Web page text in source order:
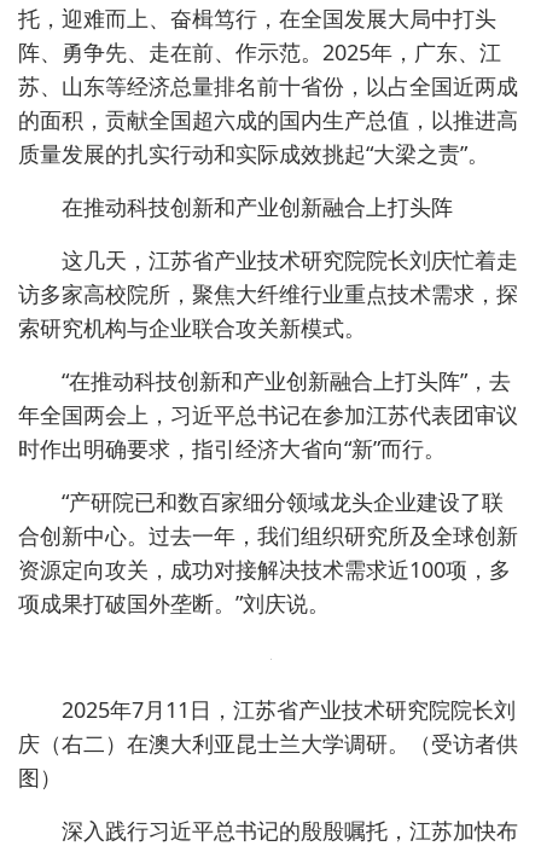
托，迎难而上、奋楫笃行，在全国发展大局中打头
阵、勇争先、走在前、作示范。2025年，广东、江
苏、山东等经济总量排名前十省份，以占全国近两成
的面积，贡献全国超六成的国内生产总值，以推进高
质量发展的扎实行动和实际成效挑起“大梁之责”。
在推动科技创新和产业创新融合上打头阵
这几天，江苏省产业技术研究院院长刘庆忙着走
访多家高校院所，聚焦大纤维行业重点技术需求，探
索研究机构与企业联合攻关新模式。
“在推动科技创新和产业创新融合上打头阵”，去
年全国两会上，习近平总书记在参加江苏代表团审议
时作出明确要求，指引经济大省向“新”而行。
“产研院已和数百家细分领域龙头企业建设了联
合创新中心。过去一年，我们组织研究所及全球创新
资源定向攻关，成功对接解决技术需求近100项，多
项成果打破国外垄断。”刘庆说。
2025年7月11日，江苏省产业技术研究院院长刘
庆（右二）在澳大利亚昆士兰大学调研。（受访者供
图）
深入践行习近平总书记的殷殷嘱托，江苏加快布